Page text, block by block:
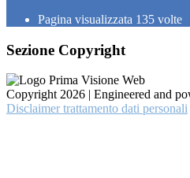
Pagina visualizzata 135 volte
Sezione Copyright
Copyright 2026 | Engineered and
Disclaimer trattamento dati personali